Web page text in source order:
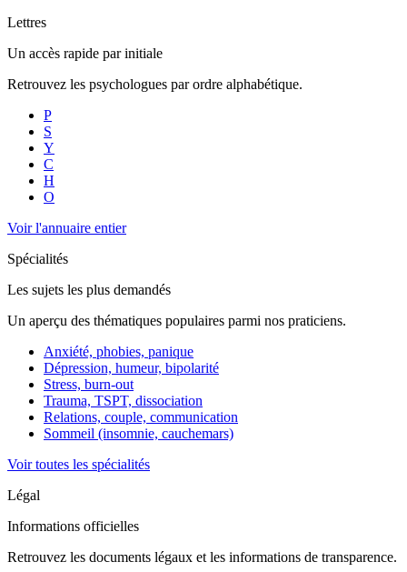
Lettres
Un accès rapide par initiale
Retrouvez les psychologues par ordre alphabétique.
P
S
Y
C
H
O
Voir l'annuaire entier
Spécialités
Les sujets les plus demandés
Un aperçu des thématiques populaires parmi nos praticiens.
Anxiété, phobies, panique
Dépression, humeur, bipolarité
Stress, burn-out
Trauma, TSPT, dissociation
Relations, couple, communication
Sommeil (insomnie, cauchemars)
Voir toutes les spécialités
Légal
Informations officielles
Retrouvez les documents légaux et les informations de transparence.